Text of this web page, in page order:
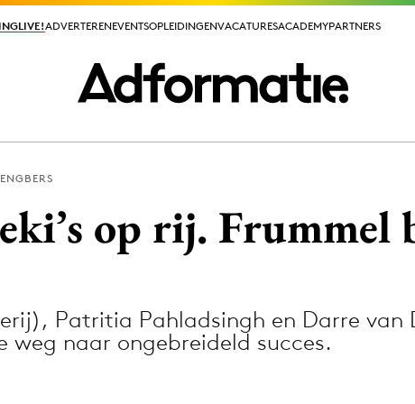
ADVERTERENEVENTSOPLEIDINGENVACATURESACADEMYPARTNERS
ADVERTERENEVENTSOPLEIDINGENVACATURESACADEMYPARTNERS
Media
Merkstrategie
op rij. Frummel
Patritia Pahladsingh en Darre van
weg naar ongebreideld succes.